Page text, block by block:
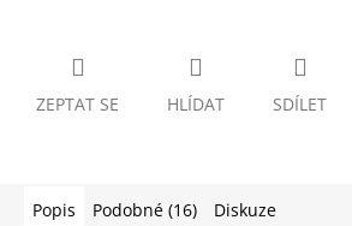
Telefony
Cyklo
ZEPTAT SE HLÍDAT SDÍLET
Popis Podobné (16) Diskuze